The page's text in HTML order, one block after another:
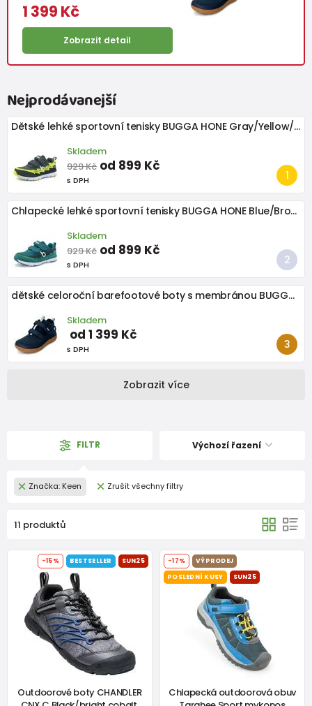
1 399 Kč
Zobrazit detail
Nejprodávanejší
Dětské lehké sportovní tenisky BUGGA HONE Gray/Yellow/Black
Skladem
929 Kč od 899 Kč
s DPH
Chlapecké lehké sportovní tenisky BUGGA HONE Blue/Brown/Green
Skladem
929 Kč od 899 Kč
s DPH
dětské celoroční barefootové boty s membránou BUGGA OSCAR Blue B00191-04
Skladem
od 1 399 Kč
s DPH
Zobrazit více
FILTR Výchozí řazení
Značka: Keen Zrušit všechny filtry
11 produktů
-15% BESTSELLER SUN25
Outdoorové boty CHANDLER
-17%
VÝPRODEJ
POSLEDNÍ KUSY
SUN25
Chlapecká outdoorová obuv